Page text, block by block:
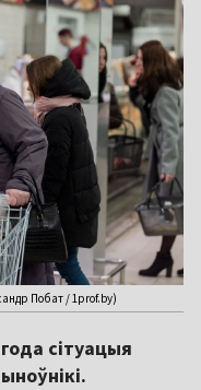
Побат / 1prof.by)
сітуацыя